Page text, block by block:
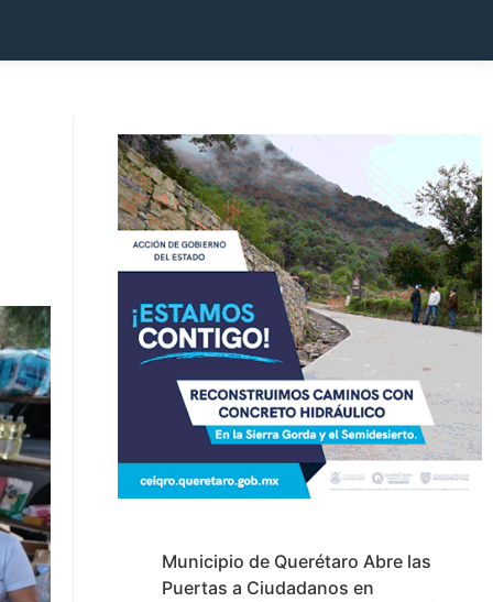
Municipio de Querétaro Abre las
Puertas a Ciudadanos en